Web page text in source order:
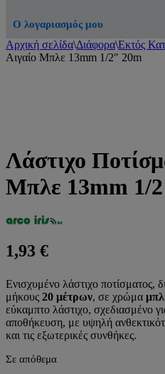
Ο λογαριασμός μου
Αρχική σελίδα\Διάφορα\Εκτός
Αιγαίο Μπλε 13mm 1/2″ 20m
Λάστιχο
Μπλε 13mm 1/
1,93 €
Ενισχυμένο λάστιχο ποτίσματος,
μήκους 20 μέτρων, σε χρώμα
εύκαμπτο λάστιχο, σχεδιασμένο
αποθήκευση, με υψηλή
και τις εξωτερικές συνθήκες.
Σε απόθεμα